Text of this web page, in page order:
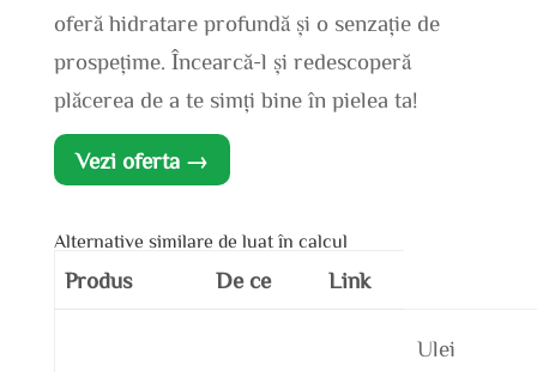
oferă hidratare profundă și o senzație de
prospețime. Încearcă-l și redescoperă
plăcerea de a te simți bine în pielea ta!
Vezi oferta →
Alternative similare de luat în calcul
Produs De ce Link
Ulei